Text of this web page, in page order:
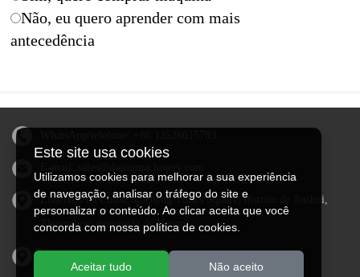
Não, eu quero aprender com mais
antecedência
Endereço na China: Jincheng Times Square, distrito de Jinshui,
Zhengzhou, província de Henan
Endereço na Nigéria: Estado de Ogun, Nigéria
Este site usa cookies
Utilizamos cookies para melhorar a sua experiência
de navegação, analisar o tráfego do site e
personalizar o conteúdo. Ao clicar aceita que você
concorda com nossa política de cookies.
Aceitar tudo Não aceito